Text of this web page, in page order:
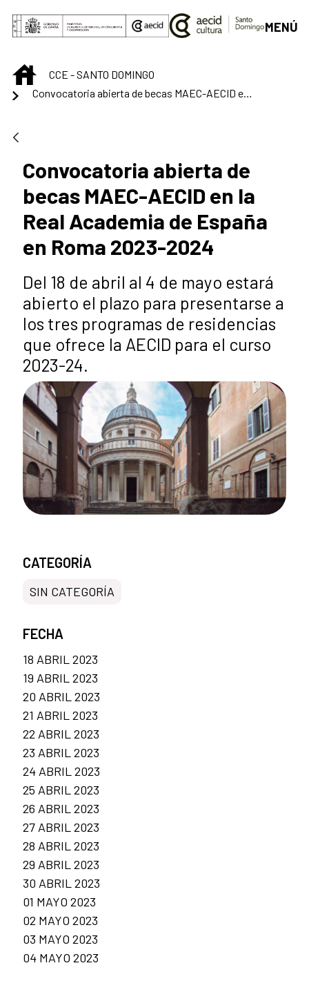
Saltar al contenido principal
MENÚ
INICIOCCE - SANTO DOMINGO
Convocatoria abierta de becas MAEC-AECID en la Real Academia de España en Roma 2023-2024
Convocatoria abierta de
becas MAEC-AECID en la
Real Academia de España
en Roma 2023-2024
Del 18 de abril al 4 de mayo estará
abierto el plazo para presentarse a
los tres programas de residencias
que ofrece la AECID para el curso
2023-24.
CATEGORÍA
SIN CATEGORÍA
FECHA
18 ABRIL 2023
19 ABRIL 2023
20 ABRIL 2023
21 ABRIL 2023
22 ABRIL 2023
23 ABRIL 2023
24 ABRIL 2023
25 ABRIL 2023
26 ABRIL 2023
27 ABRIL 2023
28 ABRIL 2023
29 ABRIL 2023
30 ABRIL 2023
01 MAYO 2023
02 MAYO 2023
03 MAYO 2023
04 MAYO 2023